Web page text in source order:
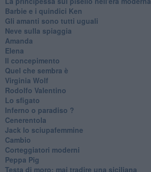
Barbie e i quindici Ken
Gli amanti sono tutti uguali
Neve sulla spiaggia
Amanda
Elena
Il concepimento
Quel che sembra è
Virginia Wolf
Rodolfo Valentino
Lo sfigato
Inferno o paradiso ?
Cenerentola
Jack lo sciupafemmine
Cambio
Corteggiatori moderni
Peppa Pig
Testa di moro: mai tradire una siciliana